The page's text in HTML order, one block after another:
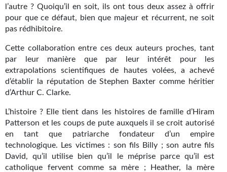
Livres audio
Gratuit
Sans DRM
BIFROST
Tous les numéros
En numérique
S'abonner
Les critiques
l’autre ? Quoiqu’il en soit, ils ont tous deux assez à offrir
pour que ce défaut, bien que majeur et récurrent, ne soit
pas rédhibitoire.
Cette collaboration entre ces deux auteurs proches, tant
par leur manière que par leur intérêt pour les
extrapolations scientifiques de hautes volées, a achevé
d’établir la réputation de Stephen Baxter comme héritier
d’Arthur C. Clarke.
L’histoire ? Elle tient dans les histoires de famille d’Hiram
Patterson et les coups de pute auxquels il se croit autorisé
en tant que patriarche fondateur d’un empire
technologique. Les victimes : son fils Billy ; son autre fils
David, qu’il utilise bien qu’il le méprise parce qu’il est
catholique fervent comme sa mère ; Heather, la mère